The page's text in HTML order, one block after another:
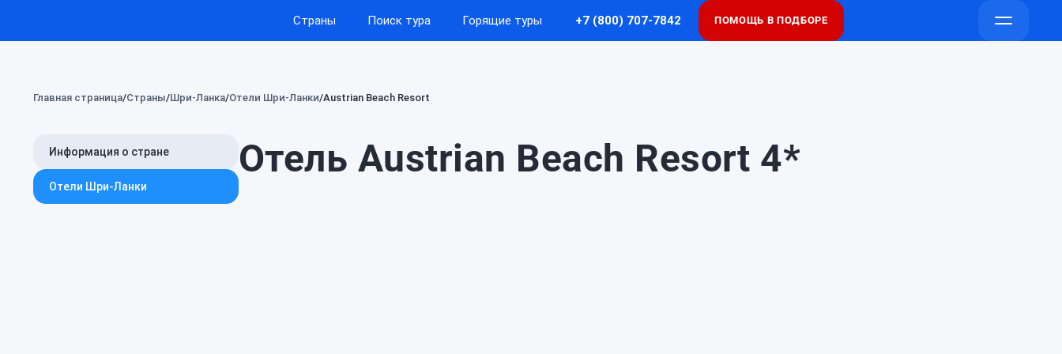
Страны Поиск тура Горящие туры +7 (800) 707-7842 ПОМОЩЬ В ПОДБОРЕ
Открыть
Главная страница Страны Шри-Ланка Отели Шри-Ланки Austrian Beach Resort
Отель Austrian Beach Resort 4*
Информация о стране
Отели Шри-Ланки